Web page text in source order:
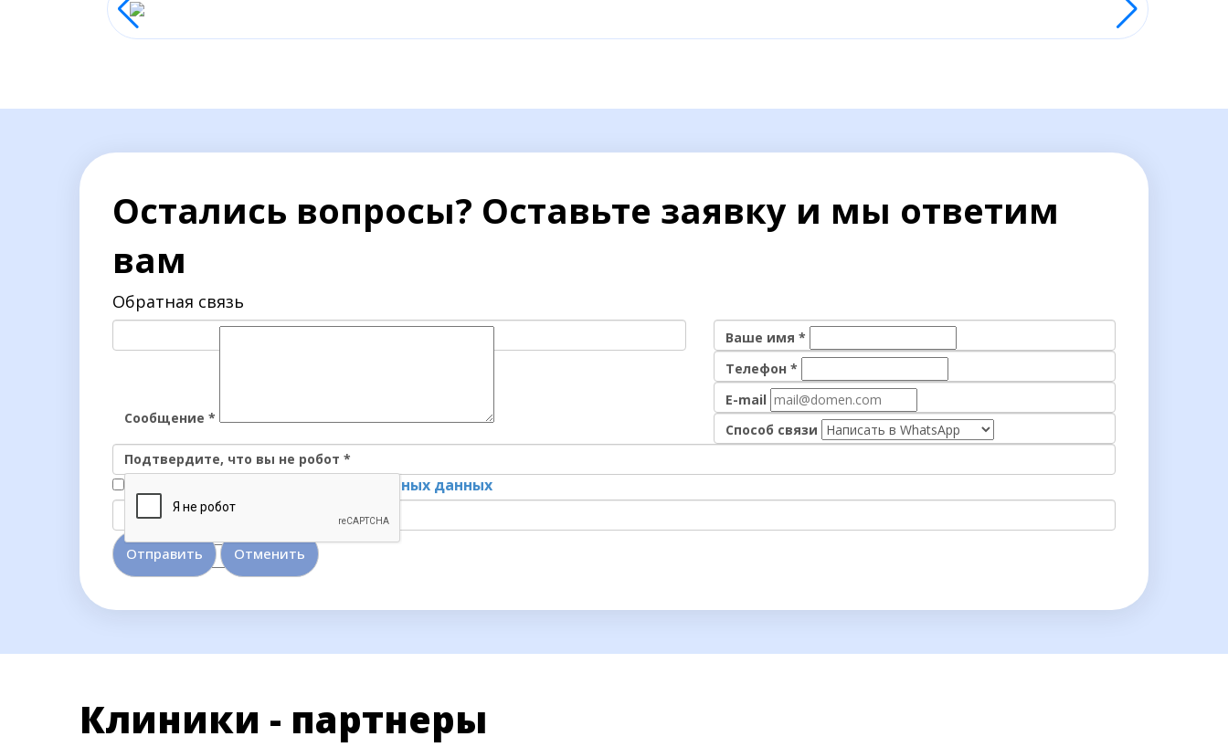
Остались вопросы? Оставьте заявку и мы ответим
вам
Обратная связь
Сообщение *
Ваше имя *
Телефон *
E-mail
Способ связи
Подтвердите, что вы не робот *
обработку персональных данных
—Обязательные поля
Отменить
Клиники - партнеры